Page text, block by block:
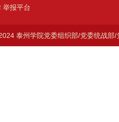
举报平台
泰州学院党委组织部/党委统战部/